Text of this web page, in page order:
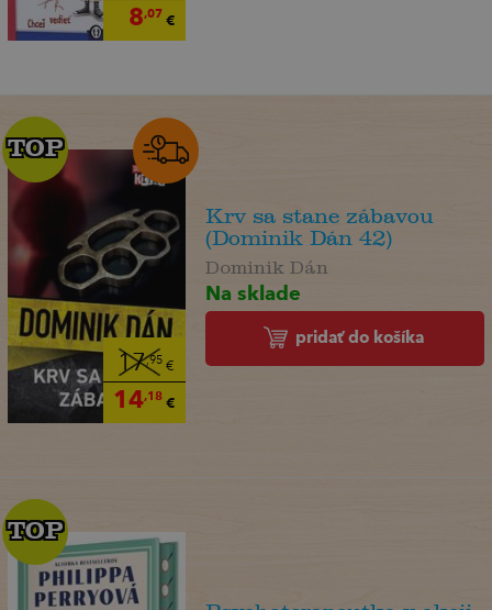
8,07 €
17,95€
14,18€
TOP
TOP
Krv sa stane zábavou
(Dominik Dán 42)
Dominik Dán
Na sklade
pridať do košíka
TOP
TOP